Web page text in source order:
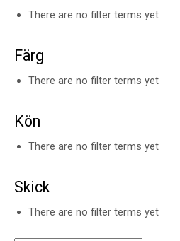
There are no filter terms yet
Färg
There are no filter terms yet
Kön
There are no filter terms yet
Skick
There are no filter terms yet